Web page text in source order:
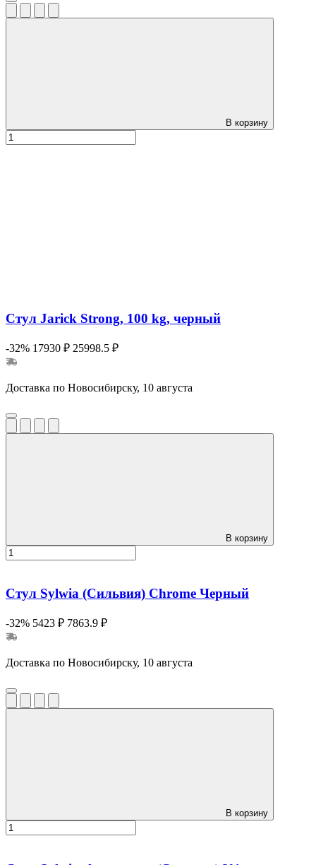
В корзину
Стул Jarick Strong, 100 kg, черный
-32% 17930 ₽ 25998.5 ₽
Доставка по Новосибирску, 10 августа
В корзину
Стул Sylwia (Сильвия) Сhrome Черный
-32% 5423 ₽ 7863.9 ₽
Доставка по Новосибирску, 10 августа
В корзину